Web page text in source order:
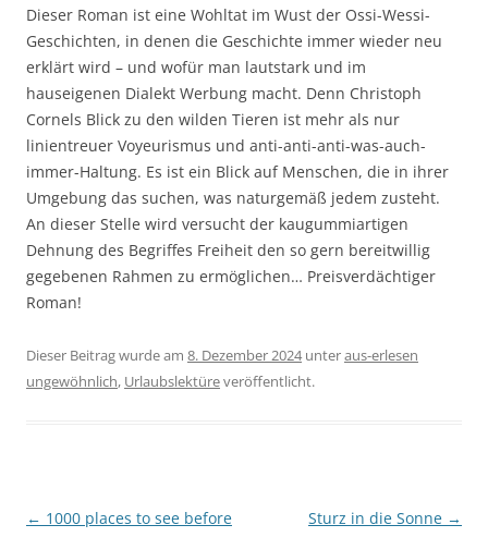
Dieser Roman ist eine Wohltat im Wust der Ossi-Wessi-
Geschichten, in denen die Geschichte immer wieder neu
erklärt wird – und wofür man lautstark und im
hauseigenen Dialekt Werbung macht. Denn Christoph
Cornels Blick zu den wilden Tieren ist mehr als nur
linientreuer Voyeurismus und anti-anti-anti-was-auch-
immer-Haltung. Es ist ein Blick auf Menschen, die in ihrer
Umgebung das suchen, was naturgemäß jedem zusteht.
An dieser Stelle wird versucht der kaugummiartigen
Dehnung des Begriffes Freiheit den so gern bereitwillig
gegebenen Rahmen zu ermöglichen… Preisverdächtiger
Roman!
Dieser Beitrag wurde am 8. Dezember 2024unteraus-erlesen
ungewöhnlich, Urlaubslektüreveröffentlicht.
Beitragsnavigation
← 1000 places to see before
Sturz in die Sonne →